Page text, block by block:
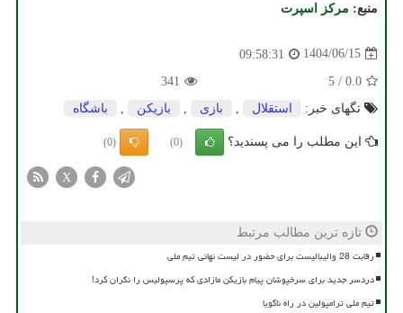
منبع: مركز اسپرت
1404/06/15
09:58:31
0.0
/
5
341
تگهای خبر:
استقلال بازی بازیكن باشگاه
این مطلب را می پسندید؟ (0)
(0)
X
تازه ترین مطالب مرتبط
رقابت 28 والیبالیست برای حضور در لیست نهائی تیم ملی
دردسر جدید برای سرخپوشان پیام بازیکن مازادی که پرسپولیس را نگران کرد!
تیم ملی ترامپولین در راه ناگویا